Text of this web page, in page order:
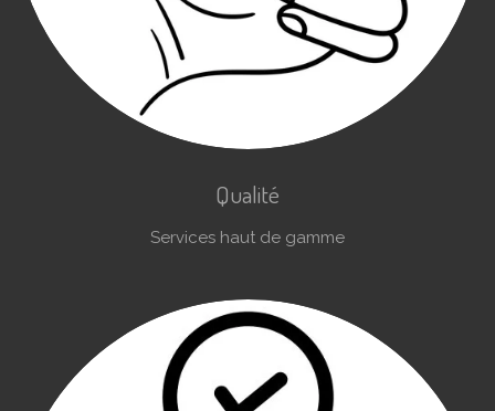
Qualité
Services haut de gamme